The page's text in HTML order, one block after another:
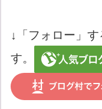
↓「フォロー」
す。